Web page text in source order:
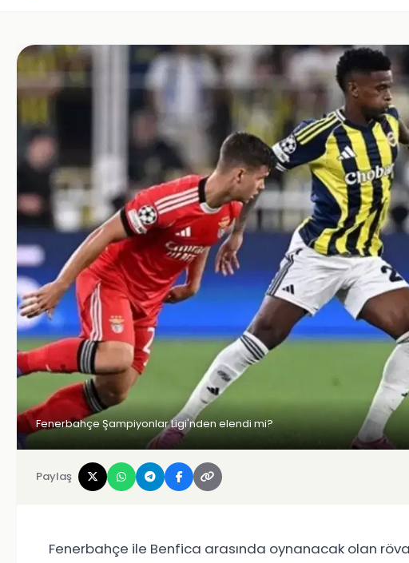
Fenerbahçe Şampiyonlar Ligi'nden elendi mi?
Paylaş
Fenerbahçe ile Benfica arasında oynanacak olan